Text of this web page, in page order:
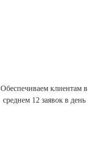
Обеспечиваем клиентам в
среднем 12 заявок в день